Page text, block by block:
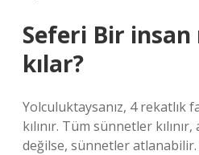
Seferi Bir insan
kılar?
Yolculuktaysanız, 4 rekatlık
kılınır. Tüm sünnetler
değilse, sünnetler